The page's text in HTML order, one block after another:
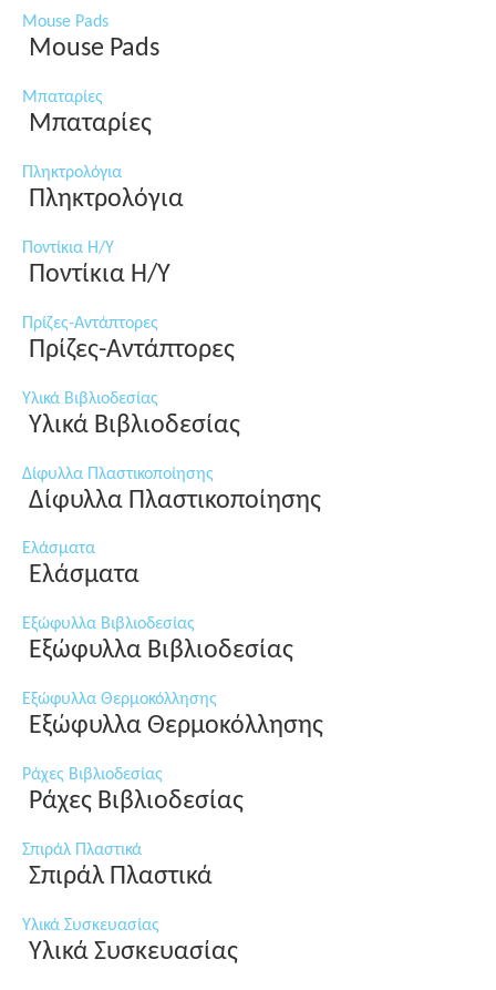
Mouse Pads
Mouse Pads
Μπαταρίες
Μπαταρίες
Πληκτρολόγια
Πληκτρολόγια
Ποντίκια Η/Υ
Ποντίκια Η/Υ
Πρίζες-Αντάπτορες
Πρίζες-Αντάπτορες
Υλικά Βιβλιοδεσίας
Υλικά Βιβλιοδεσίας
Δίφυλλα Πλαστικοποίησης
Δίφυλλα Πλαστικοποίησης
Ελάσματα
Ελάσματα
Εξώφυλλα Βιβλιοδεσίας
Εξώφυλλα Βιβλιοδεσίας
Εξώφυλλα Θερμοκόλλησης
Εξώφυλλα Θερμοκόλλησης
Ράχες Βιβλιοδεσίας
Ράχες Βιβλιοδεσίας
Σπιράλ Πλαστικά
Σπιράλ Πλαστικά
Υλικά Συσκευασίας
Υλικά Συσκευασίας